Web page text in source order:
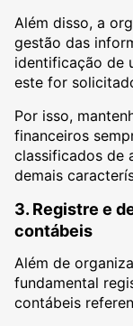
Além disso, a
gestão das
identificação de
este for
Por isso,
financeiros
classificados de
demais
3. Registre e
contábeis
Além de
fundamental
contábeis